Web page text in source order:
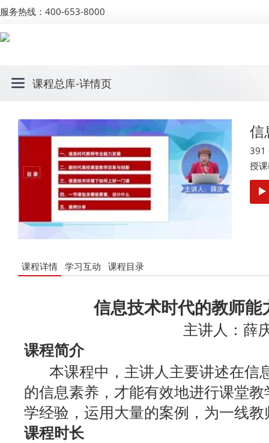
服务热线：400-653-8000
课程总库-详情页
信
391
授
课程详情 学习互动 课程目录
信息技术时代的教师能
主讲人：薛
课程简介
本课程中，主讲人主要讲述在信
的信息素养，才能有效地进行课堂
学经验，运用大量的案例，为一线
课程时长